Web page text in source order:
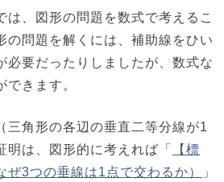
は、図形の問題を数式で考えるこ
の問題を解くには、補助線をひい
必要だったりしましたが、数式な
できます。
三角形の各辺の垂直二等分線が1
明は、図形的に考えれば「
【標
ぜ3つの垂線は1点で交わるか）
」